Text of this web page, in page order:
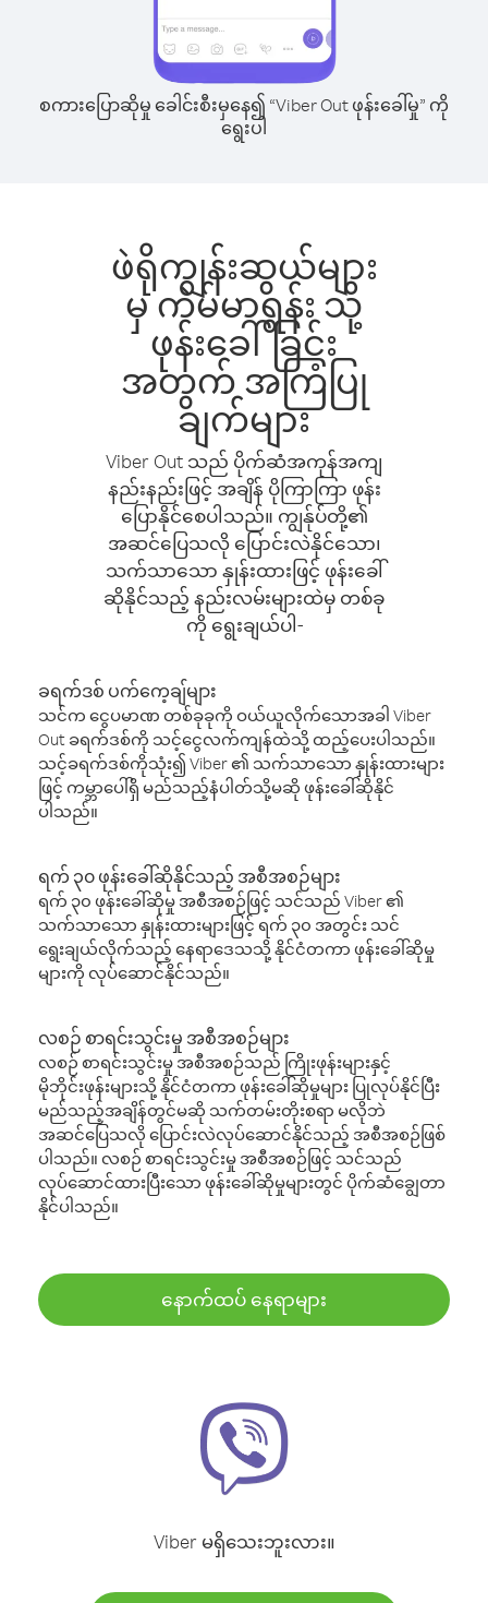
စကားပြောဆိုမှု ခေါင်းစီးမှနေ၍ “Viber Out ဖုန်းခေါ်မှု” ကို
ရွေးပါ
ဖဲရိုကျွန်းဆွယ်များ
မှ ကဲမ်မာရွန်း သို့
ဖုန်းခေါ်ခြင်း
အတွက် အကြံပြု
ချက်များ
Viber Out သည် ပိုက်ဆံအကုန်အကျ
နည်းနည်းဖြင့် အချိန် ပိုကြာကြာ ဖုန်း
ပြောနိုင်စေပါသည်။ ကျွန်ုပ်တို့၏
အဆင်ပြေသလို ပြောင်းလဲနိုင်သော၊
သက်သာသော နှုန်းထားဖြင့် ဖုန်းခေါ်
ဆိုနိုင်သည့် နည်းလမ်းများထဲမှ တစ်ခု
ကို ရွေးချယ်ပါ-
ခရက်ဒစ် ပက်ကေ့ချ်များ
သင်က ငွေပမာဏ တစ်ခုခုကို ဝယ်ယူလိုက်သောအခါ Viber
Out ခရက်ဒစ်ကို သင့်ငွေလက်ကျန်ထဲသို့ ထည့်ပေးပါသည်။
သင့်ခရက်ဒစ်ကိုသုံး၍ Viber ၏ သက်သာသော နှုန်းထားများ
ဖြင့် ကမ္ဘာပေါ်ရှိ မည်သည့်နံပါတ်သို့မဆို ဖုန်းခေါ်ဆိုနိုင်
ပါသည်။
ရက် ၃၀ ဖုန်းခေါ်ဆိုနိုင်သည့် အစီအစဉ်များ
ရက် ၃၀ ဖုန်းခေါ်ဆိုမှု အစီအစဉ်ဖြင့် သင်သည် Viber ၏
သက်သာသော နှုန်းထားများဖြင့် ရက် ၃၀ အတွင်း သင်
ရွေးချယ်လိုက်သည့် နေရာဒေသသို့ နိုင်ငံတကာ ဖုန်းခေါ်ဆိုမှု
များကို လုပ်ဆောင်နိုင်သည်။
လစဉ် စာရင်းသွင်းမှု အစီအစဉ်များ
လစဉ် စာရင်းသွင်းမှု အစီအစဉ်သည် ကြိုးဖုန်းများနှင့်
မိုဘိုင်းဖုန်းများသို့ နိုင်ငံတကာ ဖုန်းခေါ်ဆိုမှုများ ပြုလုပ်နိုင်ပြီး
မည်သည့်အချိန်တွင်မဆို သက်တမ်းတိုးစရာ မလိုဘဲ
အဆင်ပြေသလို ပြောင်းလဲလုပ်ဆောင်နိုင်သည့် အစီအစဉ်ဖြစ်
ပါသည်။ လစဉ် စာရင်းသွင်းမှု အစီအစဉ်ဖြင့် သင်သည်
လုပ်ဆောင်ထားပြီးသော ဖုန်းခေါ်ဆိုမှုများတွင် ပိုက်ဆံချွေတာ
နိုင်ပါသည်။
နောက်ထပ် နေရာများ
Viber မရှိသေးဘူးလား။